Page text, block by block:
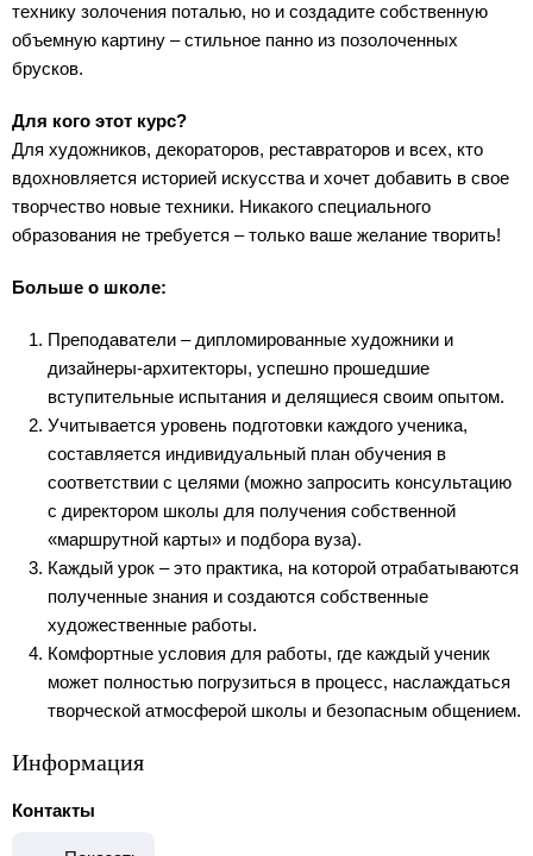
технику золочения поталью, но и создадите собственную
объемную картину – стильное панно из позолоченных
брусков.
Для кого этот курс?
Для художников, декораторов, реставраторов и всех, кто
вдохновляется историей искусства и хочет добавить в свое
творчество новые техники. Никакого специального
образования не требуется – только ваше желание творить!
Больше о школе:
Преподаватели – дипломированные художники и
дизайнеры-архитекторы, успешно прошедшие
вступительные испытания и делящиеся своим опытом.
Учитывается уровень подготовки каждого ученика,
составляется индивидуальный план обучения в
соответствии с целями (можно запросить консультацию
с директором школы для получения собственной
«маршрутной карты» и подбора вуза).
Каждый урок – это практика, на которой отрабатываются
полученные знания и создаются собственные
художественные работы.
Комфортные условия для работы, где каждый ученик
может полностью погрузиться в процесс, наслаждаться
творческой атмосферой школы и безопасным общением.
Информация
Контакты